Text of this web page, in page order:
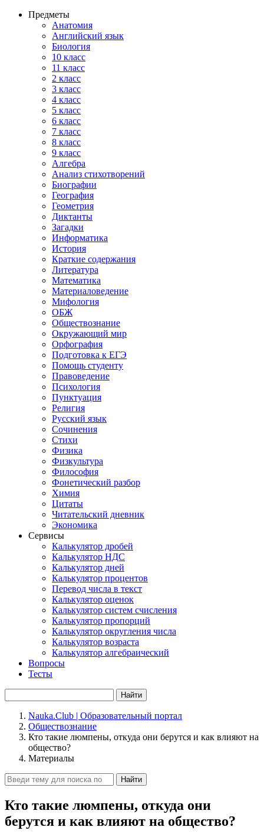
Предметы
Анатомия
Английский язык
Биология
10 класс
11 класс
2 класс
3 класс
4 класс
5 класс
6 класс
7 класс
8 класс
9 класс
Алгебра
Анализ стихотворений
Биографии
География
Геометрия
Диктанты
Загадки
Информатика
История
Краткие содержания
Литература
Математика
Материаловедение
Мифология
ОБЖ
Обществознание
Окружающий мир
Орфография
Подготовка к ЕГЭ
Помощь студенту
Правоведение
Психология
Пунктуация
Религия
Русский язык
Сочинения
Стихи
Физика
Физкультура
Философия
Фонетический разбор
Химия
Цитаты
Читательский дневник
Экономика
Сервисы
Калькулятор дробей
Калькулятор НДС
Калькулятор дней
Калькулятор процентов
Перевод числа в текст
Калькулятор оценок
Калькулятор систем счисления
Калькулятор пропорций
Калькулятор округления числа
Калькулятор возраста
Калькулятор алгебраический
Вопросы
Тесты
Найти
Nauka.Club | Образовательный портал
Обществознание
Кто такие люмпены, откуда они берутся и как влияют на
общество?
Материалы
Найти
Кто такие люмпены, откуда они
берутся и как влияют на общество?